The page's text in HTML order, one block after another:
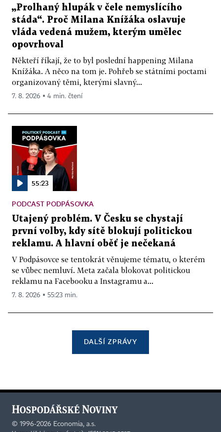
„Prolhaný hlupák v čele nemyslícího
stáda“. Proč Milana Knížáka oslavuje
vláda vedená mužem, kterým umělec
opovrhoval
Někteří říkají, že to byl poslední happening Milana
Knížáka. A něco na tom je. Pohřeb se státními poctami
organizovaný těmi, kterými slavný...
7. 8. 2026 ▪ 4 min. čtení
55:23
PODCAST PODPÁSOVKA
Utajený problém. V Česku se chystají
první volby, kdy sítě blokují politickou
reklamu. A hlavní oběť je nečekaná
V Podpásovce se tentokrát věnujeme tématu, o kterém
se vůbec nemluví. Meta začala blokovat politickou
reklamu na Facebooku a Instagramu a...
7. 8. 2026 ▪ 55:23 min.
DALŠÍ ZPRÁVY
© 1996-2026 Economia, a.s.